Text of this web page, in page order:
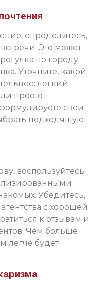
определитесь,
Это может
по городу
Уточните, какой
легкий
просто
свои
подходящую
воспользуйтесь
Убедитесь,
с хорошей
к отзывам и
Чем больше
легче будет